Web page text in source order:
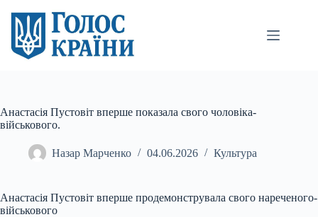
вмісту
Анастасія Пустовіт вперше показала свого чоловіка-
військового.
Назар Марченко 04.06.2026 Культура
Анастасія Пустовіт вперше продемонструвала свого нареченого-
військового